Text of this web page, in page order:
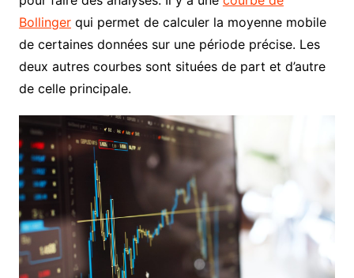
Bollingerqui permet de calculer la moyenne mobile
de certaines données sur une période précise. Les
deux autres courbes sont situées de part et d’autre
de celle principale.